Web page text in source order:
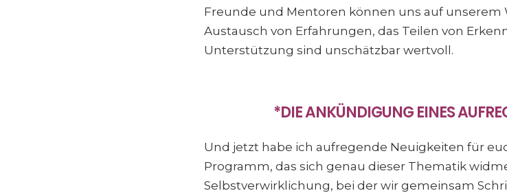
Freunde und Mentoren können uns auf unserem
Austausch von Erfahrungen, das Teilen von
Unterstützung sind unschätzbar wertvoll.
*DIE ANKÜNDIGUNG EINES
Und jetzt habe ich aufregende Neuigkeiten für
Programm, das sich genau dieser Thematik
Selbstverwirklichung, bei der wir gemeinsam